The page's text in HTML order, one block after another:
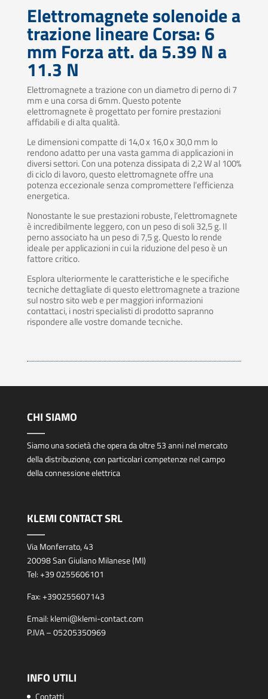
Elettromagnete solenoide a
trazione lineare Corsa: 6
mm Forza att. da 5.39 N a
11.3 N
Elettromagnete a trazione con un diametro di perno di 7
mm e una corsa di 6mm. Questo potente
elettromagnete è progettato per fornire prestazioni
affidabili e di alta qualità.
Le dimensioni compatte di 14,0 x 16,0 x 30,0 mm lo
rendono adatto per una vasta gamma di applicazioni in
diversi settori. Con una potenza dissipata di 2,2 W al 100%
di ciclo di lavoro, questo elettromagnete offre una
potenza eccezionale senza compromettere l’efficienza
energetica.
Nonostante le sue prestazioni robuste, l’elettromagnete
è incredibilmente leggero, con un peso di soli 32,5 g. Il
perno associato ha un peso di 7,5 g. Questo lo rende
ideale per applicazioni in cui la riduzione del peso è un
fattore critico.
Esplora ulteriormente le caratteristiche e le specifiche
tecniche dettagliate di questo elettromagnete a trazione
sul nostro sito web e per maggiori informazioni
contattaci, i nostri specialisti di prodotto sapranno
rispondere alle vostre domande tecniche.
CHI SIAMO
Siamo una società che opera da oltre 53 anni nel mercato
della distribuzione, con particolari competenze nel campo
della connessione elettrica
KLEMI CONTACT SRL
Via Monferrato, 43
20098 San Giuliano Milanese (MI)
Tel:+39 0255606101
Fax:+390255607143
Email: klemi@klemi-contact.com
P.IVA – 05205350969
INFO UTILI
Contatti